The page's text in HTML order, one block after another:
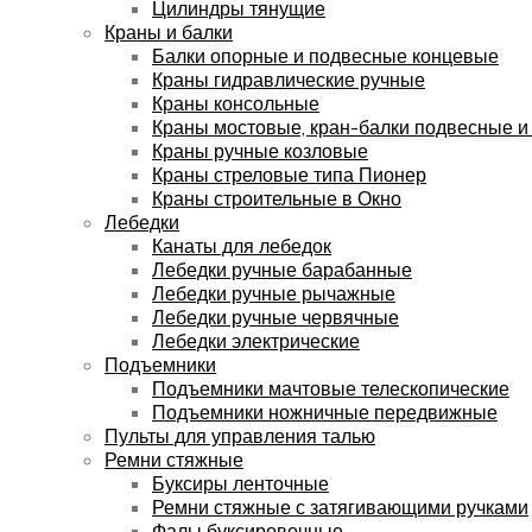
Цилиндры тянущие
Краны и балки
Балки опорные и подвесные концевые
Краны гидравлические ручные
Краны консольные
Краны мостовые, кран-балки подвесные
Краны ручные козловые
Краны стреловые типа Пионер
Краны строительные в Окно
Лебедки
Канаты для лебедок
Лебедки ручные барабанные
Лебедки ручные рычажные
Лебедки ручные червячные
Лебедки электрические
Подъемники
Подъемники мачтовые телескопические
Подъемники ножничные передвижные
Пульты для управления талью
Ремни стяжные
Буксиры ленточные
Ремни стяжные с затягивающими ручками